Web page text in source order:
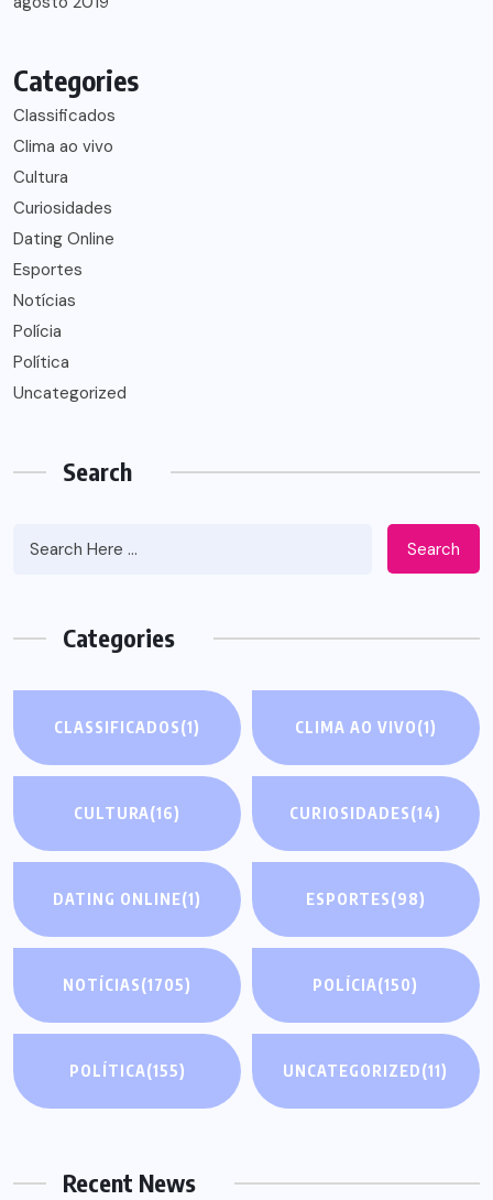
Categories
Classificados
Clima ao vivo
Cultura
Curiosidades
Dating Online
Esportes
Notícias
Polícia
Política
Uncategorized
Search
Search
Categories
CLASSIFICADOS(1) CLIMA AO VIVO(1)
CULTURA(16) CURIOSIDADES(14)
DATING ONLINE(1) ESPORTES(98)
NOTÍCIAS(1705) POLÍCIA(150)
POLÍTICA(155) UNCATEGORIZED(11)
Recent News